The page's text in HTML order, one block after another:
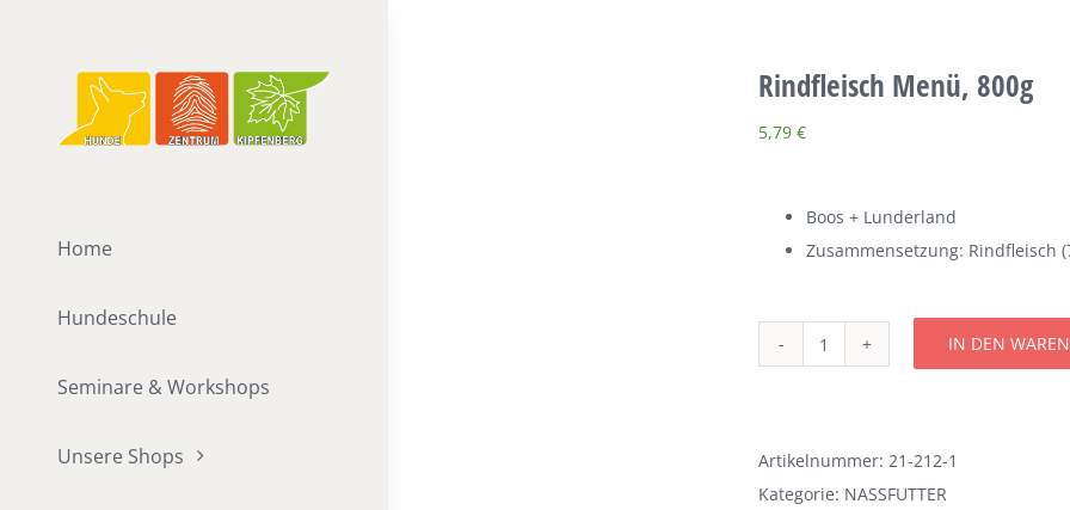
Home
Hundeschule
Seminare & Workshops
Unsere Shops
Rindfleisch Menü, 800g
5,79 €
Boos + Lunderland
Zusammensetzung: Rindfleisch
Rindfleisch
Menge
IN DEN
Artikelnummer: 21-212-1
Kategorie: NASSFUTTER